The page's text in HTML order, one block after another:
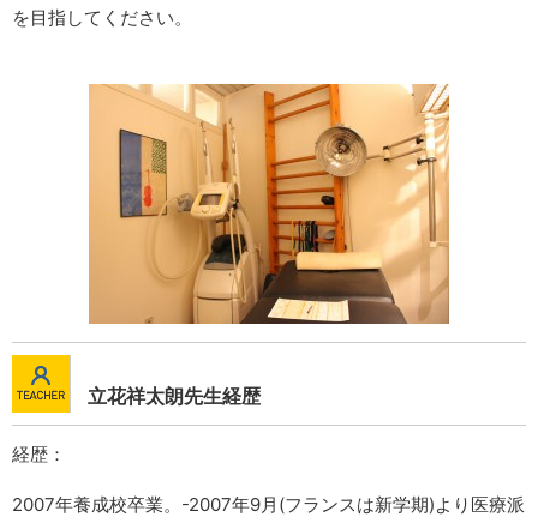
を目指してください。
立花祥太朗先生経歴
経歴：
2007年養成校卒業。-2007年9月(フランスは新学期)より医療派